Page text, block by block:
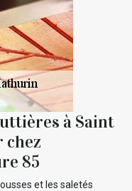
à Saint
chez
85
et les saletés